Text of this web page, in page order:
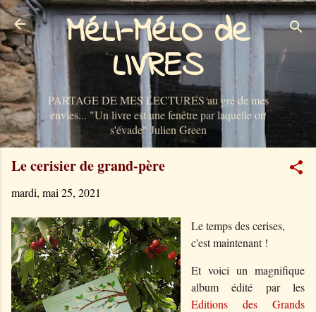
Accéder au contenu principal
MéLI-MéLO de
LIVRES
PARTAGE DE MES LECTURES au gré de mes
envies... "Un livre est une fenêtre par laquelle on
s'évade" Julien Green
Le cerisier de grand-père
mardi, mai 25, 2021
Le temps des cerises,
c'est maintenant !
Et voici un magnifique
album édité par les
Editions des Grands